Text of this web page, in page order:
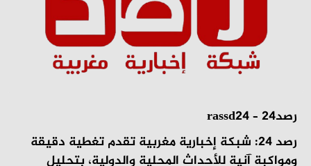
رصد24 – rassd24
رصد 24: شبكة إخبارية مغربية تقدم تغطية دقيقة
ومواكبة آنية للأحداث المحلية والدولية، بتحليل